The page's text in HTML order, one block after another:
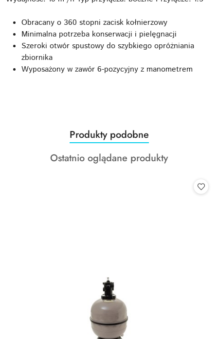
Obracany o 360 stopni zacisk kołnierzowy
Minimalna potrzeba konserwacji i pielęgnacji
Szeroki otwór spustowy do szybkiego opróżniania
zbiornika
Wyposażony w zawór 6-pozycyjny z manometrem
Pomiń karuzelę produktów
Produkty
o
statusie:
Produkty podobne
Produkty
Ostatnio oglądane produkty